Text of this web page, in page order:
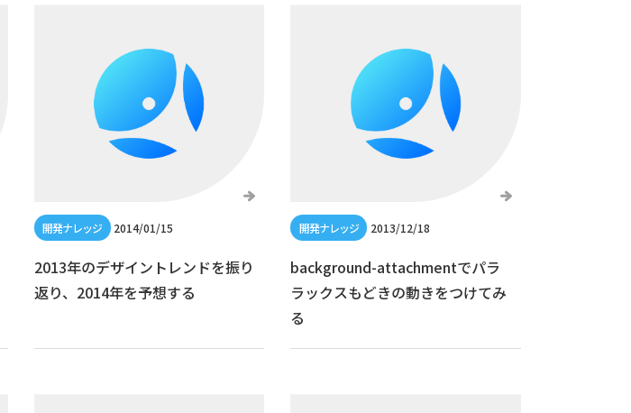
2014/01/15
2013年のデザイントレンドを振り
返り、2014年を予想する
2013/12/18
background-attachmentでパラ
ラックスもどきの動きをつけてみ
る